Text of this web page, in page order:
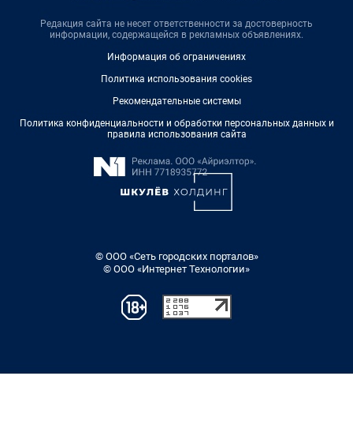
Редакция сайта не несет ответственности за достоверность
информации, содержащейся в рекламных объявлениях.
Информация об ограничениях
Политика использования cookies
Рекомендательные системы
Политика конфиденциальности и обработки персональных данных и
правила использования сайта
© ООО «Сеть городских порталов»
© ООО «Интернет Технологии»